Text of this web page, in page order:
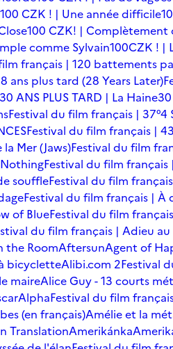
100 CZK ! | Une année difficile
100 CZK! | Complètement
comme Sylvain100CZK ! |
français | 120 battements
ans plus tard (28 Years Later)
30 ANS PLUS TARD | La Haine
Festival du film français | 37°4
Festival du film français |
Mer (Jaws)Festival du film
Festival du film
souffleFestival du film
Festival du film français | À
of BlueFestival du film
du film français | Adieu au
the RoomAftersunAgent of
bicycletteAlibi.com 2Festival
maireAlice Guy - 13 courts
AlphaFestival du film
(en français)Amélie et la
TranslationAmerikánka